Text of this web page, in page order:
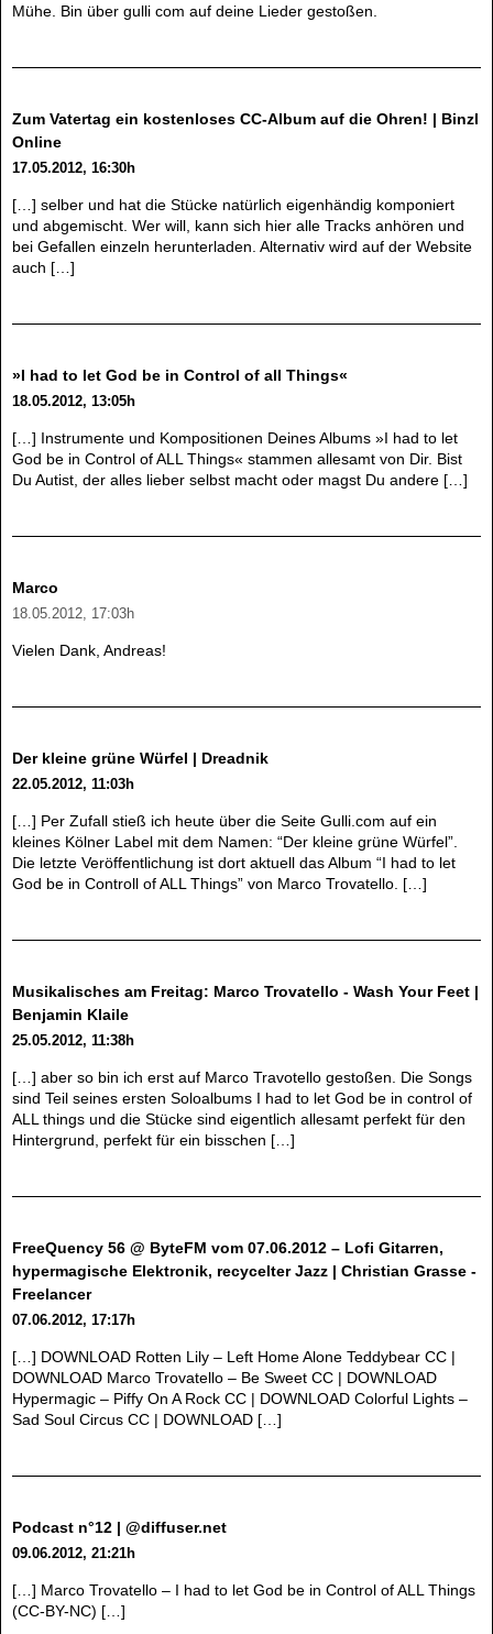
Mühe. Bin über gulli com auf deine Lieder gestoßen.
Zum Vatertag ein kostenloses CC-Album auf die Ohren! | Binzl
Online
17.05.2012, 16:30h
[…] selber und hat die Stücke natürlich eigenhändig komponiert
und abgemischt. Wer will, kann sich hier alle Tracks anhören und
bei Gefallen einzeln herunterladen. Alternativ wird auf der Website
auch […]
»I had to let God be in Control of all Things«
18.05.2012, 13:05h
[…] Instrumente und Kompositionen Deines Albums »I had to let
God be in Control of ALL Things« stammen allesamt von Dir. Bist
Du Autist, der alles lieber selbst macht oder magst Du andere […]
Marco
18.05.2012, 17:03h
Vielen Dank, Andreas!
Der kleine grüne Würfel | Dreadnik
22.05.2012, 11:03h
[…] Per Zufall stieß ich heute über die Seite Gulli.com auf ein
kleines Kölner Label mit dem Namen: “Der kleine grüne Würfel”.
Die letzte Veröffentlichung ist dort aktuell das Album “I had to let
God be in Controll of ALL Things” von Marco Trovatello. […]
Musikalisches am Freitag: Marco Trovatello - Wash Your Feet |
Benjamin Klaile
25.05.2012, 11:38h
[…] aber so bin ich erst auf Marco Travotello gestoßen. Die Songs
sind Teil seines ersten Soloalbums I had to let God be in control of
ALL things und die Stücke sind eigentlich allesamt perfekt für den
Hintergrund, perfekt für ein bisschen […]
FreeQuency 56 @ ByteFM vom 07.06.2012 – Lofi Gitarren,
hypermagische Elektronik, recycelter Jazz | Christian Grasse -
Freelancer
07.06.2012, 17:17h
[…] DOWNLOAD Rotten Lily – Left Home Alone Teddybear CC |
DOWNLOAD Marco Trovatello – Be Sweet CC | DOWNLOAD
Hypermagic – Piffy On A Rock CC | DOWNLOAD Colorful Lights –
Sad Soul Circus CC | DOWNLOAD […]
Podcast n°12 | @diffuser.net
09.06.2012, 21:21h
[…] Marco Trovatello – I had to let God be in Control of ALL Things
(CC-BY-NC) […]